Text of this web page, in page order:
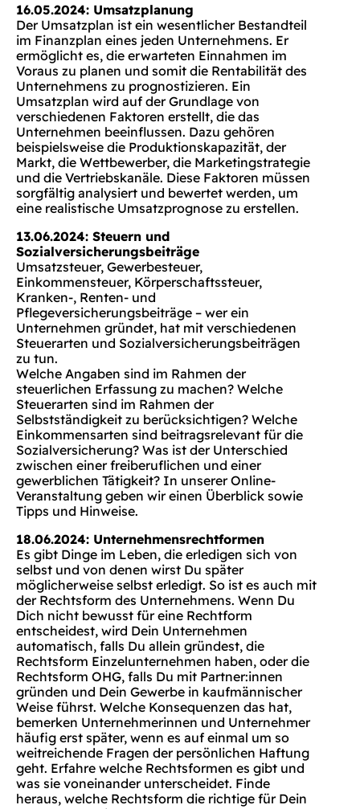
16.05.2024: Umsatzplanung
Der Umsatzplan ist ein wesentlicher Bestandteil
im Finanzplan eines jeden Unternehmens. Er
ermöglicht es, die erwarteten Einnahmen im
Voraus zu planen und somit die Rentabilität des
Unternehmens zu prognostizieren. Ein
Umsatzplan wird auf der Grundlage von
verschiedenen Faktoren erstellt, die das
Unternehmen beeinflussen. Dazu gehören
beispielsweise die Produktionskapazität, der
Markt, die Wettbewerber, die Marketingstrategie
und die Vertriebskanäle. Diese Faktoren müssen
sorgfältig analysiert und bewertet werden, um
eine realistische Umsatzprognose zu erstellen.
13.06.2024: Steuern und
Sozialversicherungsbeiträge
Umsatzsteuer, Gewerbesteuer,
Einkommensteuer, Körperschaftssteuer,
Kranken-, Renten- und
Pflegeversicherungsbeiträge – wer ein
Unternehmen gründet, hat mit verschiedenen
Steuerarten und Sozialversicherungsbeiträgen
zu tun.
Welche Angaben sind im Rahmen der
steuerlichen Erfassung zu machen? Welche
Steuerarten sind im Rahmen der
Selbstständigkeit zu berücksichtigen? Welche
Einkommensarten sind beitragsrelevant für die
Sozialversicherung? Was ist der Unterschied
zwischen einer freiberuflichen und einer
gewerblichen Tätigkeit? In unserer Online-
Veranstaltung geben wir einen Überblick sowie
Tipps und Hinweise.
18.06.2024: Unternehmensrechtformen
Es gibt Dinge im Leben, die erledigen sich von
selbst und von denen wirst Du später
möglicherweise selbst erledigt. So ist es auch mit
der Rechtsform des Unternehmens. Wenn Du
Dich nicht bewusst für eine Rechtform
entscheidest, wird Dein Unternehmen
automatisch, falls Du allein gründest, die
Rechtsform Einzelunternehmen haben, oder die
Rechtsform OHG, falls Du mit Partner:innen
gründen und Dein Gewerbe in kaufmännischer
Weise führst. Welche Konsequenzen das hat,
bemerken Unternehmerinnen und Unternehmer
häufig erst später, wenn es auf einmal um so
weitreichende Fragen der persönlichen Haftung
geht. Erfahre welche Rechtsformen es gibt und
was sie voneinander unterscheidet. Finde
heraus, welche Rechtsform die richtige für Dein